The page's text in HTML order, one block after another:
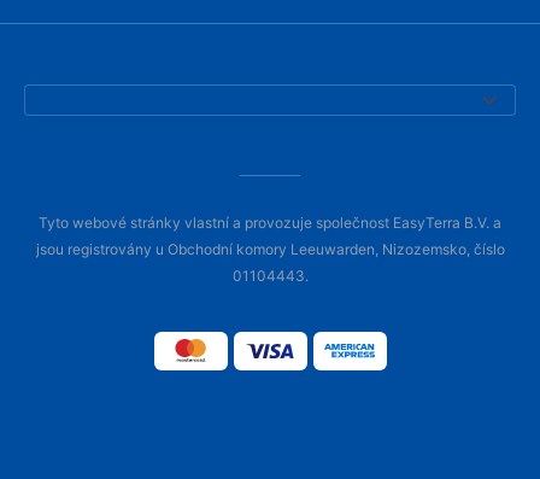
Tyto webové stránky vlastní a provozuje společnost EasyTerra B.V. a
jsou registrovány u Obchodní komory Leeuwarden, Nizozemsko, číslo
01104443.